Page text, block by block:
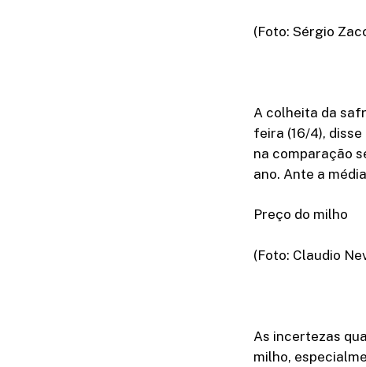
(Foto: Sérgio
A colheita da
feira (16/4),
na comparação
ano. Ante a
Preço do milho
(Foto: Claudio
As incertezas
milho,